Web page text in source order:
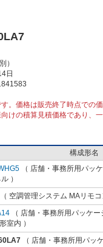
）
日
。価格は販売終了時点での価
けの積算見積価格であり、
構成形名
（ 店舗・事務所用パッ
）
（ 空調管理システム MAリモコ
（ 店舗・事務所用パッケ
室内 ）
（ 店舗・事務所用パッ